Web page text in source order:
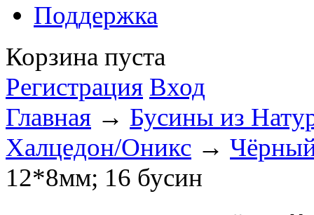
Поддержка
Корзина пуста
Регистрация Вход
Главная → Бусины из
Халцедон/Оникс →
12*8мм; 16 бусин